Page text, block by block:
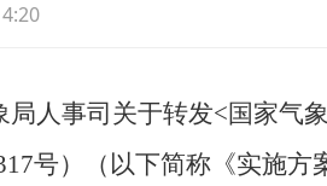
局人事司关于转发<国家气
号）（以下简称《实施